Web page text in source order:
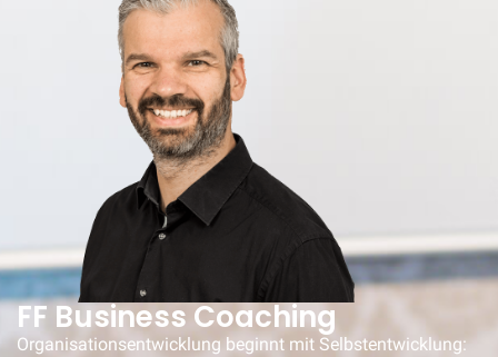
FF Business Coaching
Organisationsentwicklung beginnt mit Selbstentwicklung: